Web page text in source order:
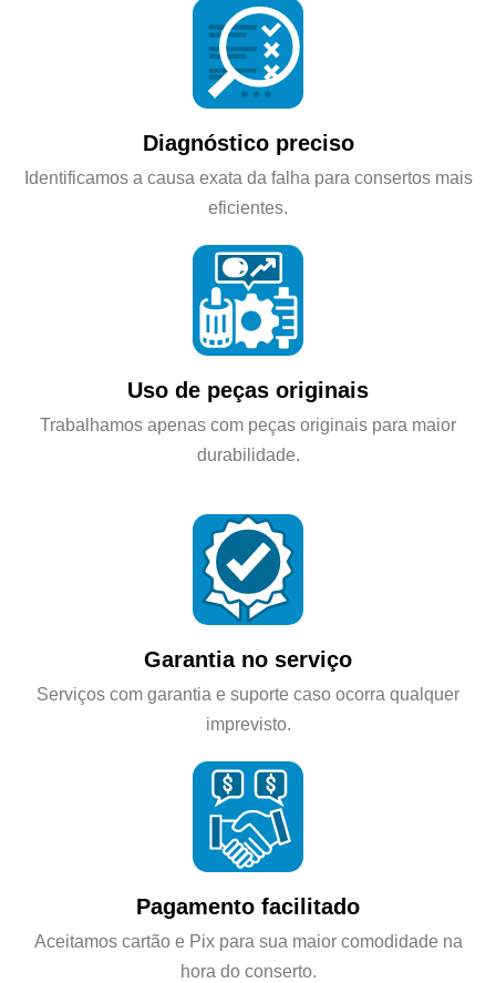
Diagnóstico preciso
Identificamos a causa exata da falha para consertos mais
eficientes.
Uso de peças originais
Trabalhamos apenas com peças originais para maior
durabilidade.
Garantia no serviço
Serviços com garantia e suporte caso ocorra qualquer
imprevisto.
Pagamento facilitado
Aceitamos cartão e Pix para sua maior comodidade na
hora do conserto.